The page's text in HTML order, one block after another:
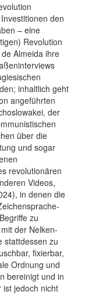
den
– eine
Revolution
Almeida ihre
inhaltlich geht
angeführten
der
über die
und sogar
revolutionären
Videos,
in denen die
zu
der Nelken-
stattdessen zu
fixierbar,
Ordnung und
bereinigt und in
ist jedoch nicht